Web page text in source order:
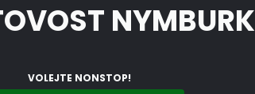
NYMBURK
VOLEJTE NONSTOP!